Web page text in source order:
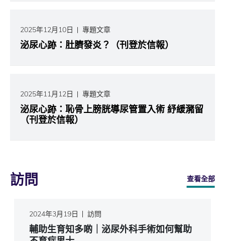
2025年12月10日 專題文章
泌尿心跡：肚臍發炎？（刊登於信報）
2025年11月12日 專題文章
泌尿心跡：恥骨上膀胱導尿管置入術 紓緩瀦留
（刊登於信報）
訪問 查看全部
2024年3月19日 訪問
輔助生育知多啲｜泌尿外科手術如何幫助